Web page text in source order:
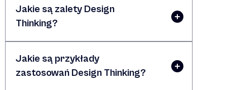
Jakie są zalety Design
Thinking?
Jakie są przykłady
zastosowań Design Thinking?